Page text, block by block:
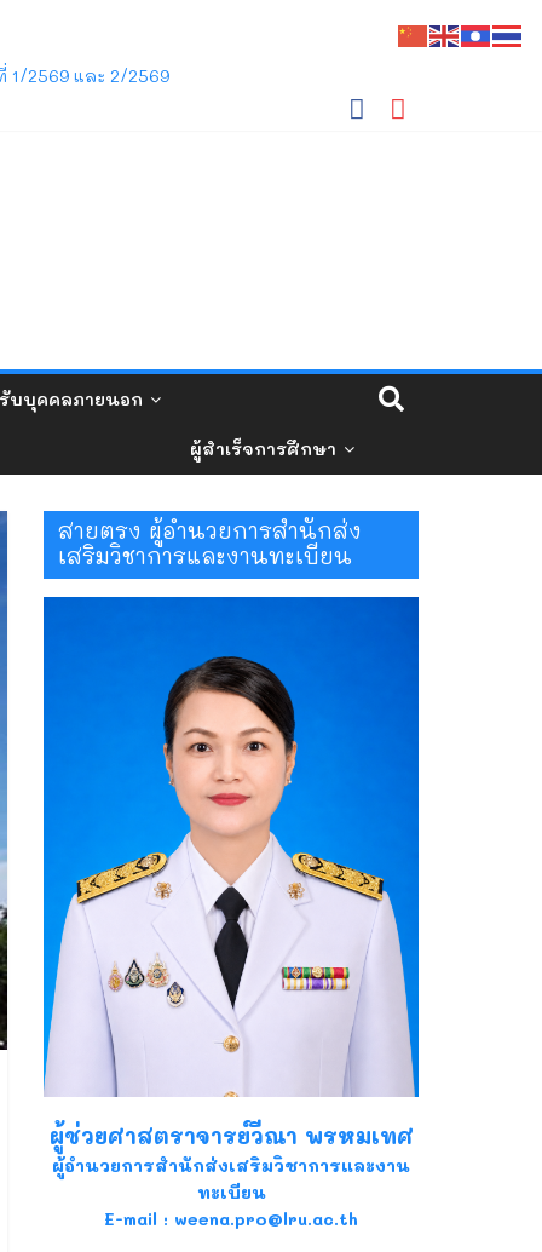
1/2569 และ 2/2569
เลย ว่าด้วยการจัดการศึกษาระดับปริญญาตรี
บบุคคลภายนอก
ผู้สำเร็จการศึกษา
สายตรง ผู้อำนวยการสำนักส่ง
เสริมวิชาการและงานทะเบียน
ผู้ช่วยศาสตราจารย์วีณา พรหมเทศ
ผู้อำนวยการสำนักส่งเสริมวิชาการและงาน
ทะเบียน
E-mail : weena.pro@lru.ac.th